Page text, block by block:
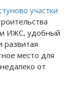
участки
ИЖС, удобный
развитая
место для
от